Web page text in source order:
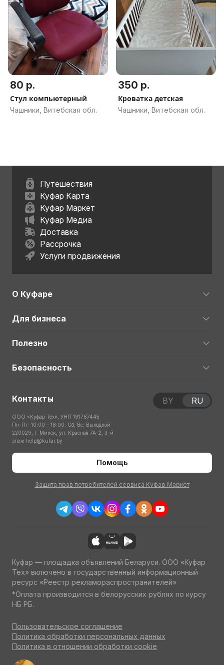
80 р.
Стул компьютерный
Чашники, Витебская обл.
350 р.
Кроватка детская
Чашники, Витебская обл.
Путешествия
Куфар Карта
Куфар Маркет
Куфар Медиа
Доставка
Рассрочка
Услуги продвижения
О Куфаре
Для бизнеса
Полезно
Безопасность
Контакты
ООО «Куфар Тех», УНП 191767445
Пн-Пт: 10:00 – 18:00; Сб, Вс: Выходной
220029, г. Минск, ул. Красная 7А-2, 3-й
этаж help@kufar.by
Помощь
Защита прав потребителей сервиса Куфар Маркет
BY RU
Куфар — площадка объявлений Беларуси. ООО «Куфар
Тех» включено в государственный информационный
ресурс «Реестр рекламораспространителей»
*Оплата производится в белорусских рублях по курсу
НБ РБ.
Пользовательское соглашение
Политика обработки персональных данных
Политика в отношении обработки cookie